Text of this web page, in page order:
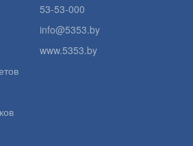
53-53-000
info@5353.by
www.5353.by